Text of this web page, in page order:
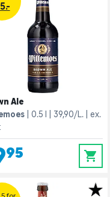
Ale
0.5 l 39,90/L.
ex.
0